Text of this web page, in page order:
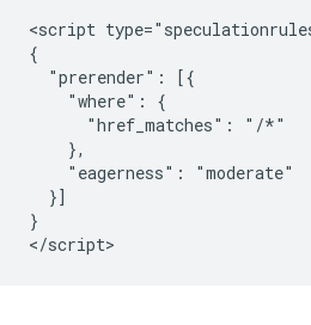
<script
{
  "prerender": [{
    "where": {
      "href_matches": "/*"
    },
    "eagerness": "moderate"
  }]
}